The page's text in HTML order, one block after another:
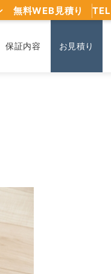
保証内容 お見積り
無料WEB見積り